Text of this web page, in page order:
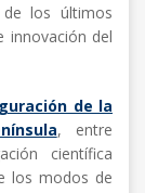
los últimos
innovación del
de la
, entre
científica
los modos de